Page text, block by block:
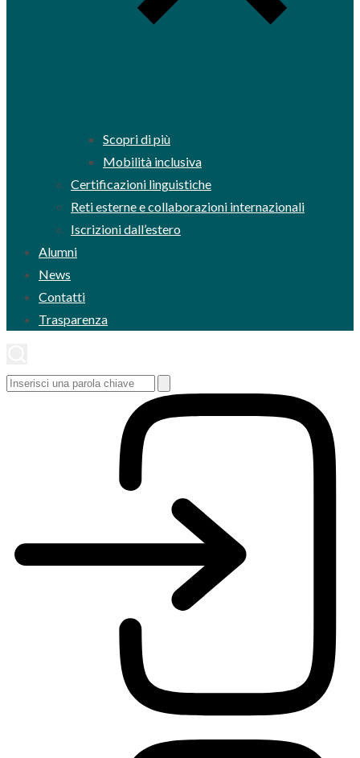
Scopri di più
Mobilità inclusiva
Certificazioni linguistiche
Reti esterne e collaborazioni internazionali
Iscrizioni dall’estero
Alumni
News
Contatti
Trasparenza